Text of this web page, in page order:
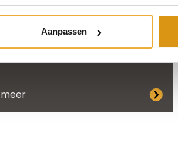
Aanpassen
keuken met kookeiland
meer